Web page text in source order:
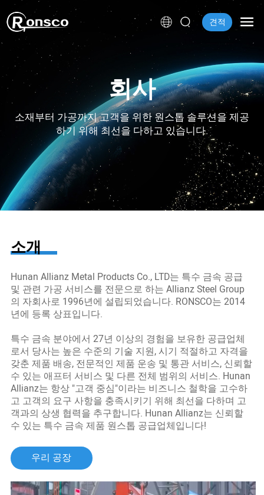
견적
회사
소재부터 가공까지 고객을 위한 원스톱 솔루션을 제공
하기 위해 최선을 다하고 있습니다.
소개
Hunan Allianz Metal Products Co., LTD는 특수 금속 공급
및 관련 가공 서비스를 전문으로 하는 Allianz Steel Group
의 자회사로 1996년에 설립되었습니다. RONSCO는 2014
년에 등록 상표입니다.
특수 금속 분야에서 27년 이상의 경험을 보유한 공급업체
로서 당사는 높은 수준의 기술 지원, 시기 적절하고 자격을
갖춘 제품 배송, 전문적인 제품 운송 및 통관 서비스, 신뢰할
수 있는 애프터 서비스 및 다른 전체 범위의 서비스. Hunan
Allianz는 항상 "고객 중심"이라는 비즈니스 철학을 고수하
고 고객의 요구 사항을 충족시키기 위해 최선을 다하며 고
객과의 상생 협력을 추구합니다. Hunan Allianz는 신뢰할
수 있는 특수 금속 제품 원스톱 공급업체입니다!
우리 공장